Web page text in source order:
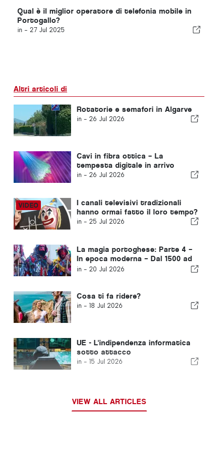
Qual è il miglior operatore di telefonia mobile in
Portogallo?
in - 27 Jul 2025
Altri articoli di
Rotatorie e semafori in Algarve
in - 26 Jul 2026
Cavi in fibra ottica – La
tempesta digitale in arrivo
in - 26 Jul 2026
I canali televisivi tradizionali
hanno ormai fatto il loro tempo?
in - 25 Jul 2026
La magia portoghese: Parte 4 –
In epoca moderna – Dal 1500 ad
oggi
in - 20 Jul 2026
Cosa ti fa ridere?
in - 18 Jul 2026
UE - L'indipendenza informatica
sotto attacco
in - 15 Jul 2026
VIEW ALL ARTICLES